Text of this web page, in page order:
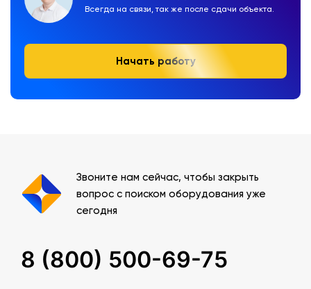
Всегда на связи, так же после сдачи объекта.
Начать работу
Звоните нам сейчас, чтобы закрыть
вопрос с поиском оборудования уже
сегодня
8 (800) 500-69-75